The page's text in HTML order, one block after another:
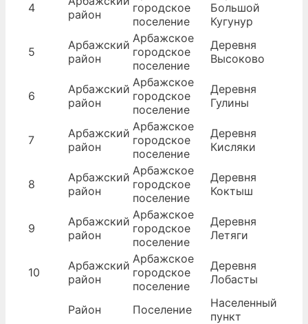
4
район
городское
поселение
Большой
Кугунур
5
Арбажский
район
Арбажское
городское
поселение
Деревня
Высоково
6
Арбажский
район
Арбажское
городское
поселение
Деревня
Гулины
7
Арбажский
район
Арбажское
городское
поселение
Деревня
Кисляки
8
Арбажский
район
Арбажское
городское
поселение
Деревня
Коктыш
9
Арбажский
район
Арбажское
городское
поселение
Деревня
Летяги
10
Арбажский
район
Арбажское
городское
поселение
Деревня
Лобасты
Район Поселение
Населенный
пункт